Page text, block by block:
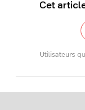
Cet
Utilisateurs